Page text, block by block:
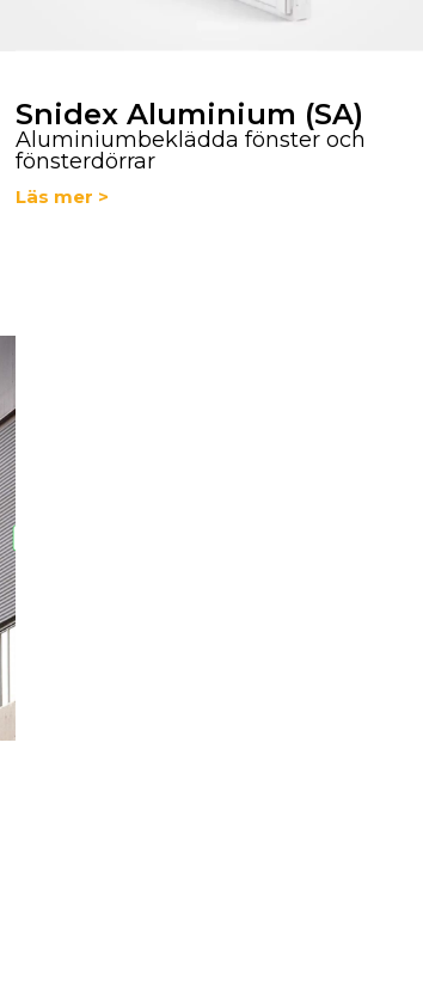
Snidex Aluminium (SA)
Aluminiumbeklädda fönster och
fönsterdörrar
Läs mer >